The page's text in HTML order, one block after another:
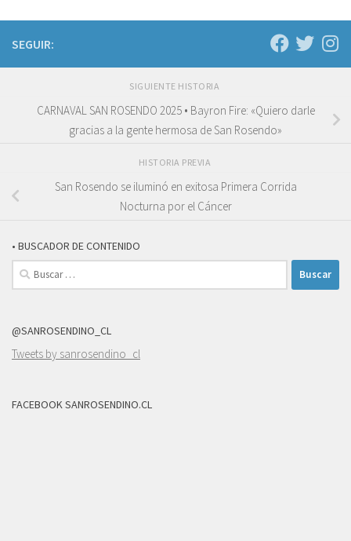
SEGUIR:
SIGUIENTE HISTORIA
CARNAVAL SAN ROSENDO 2025 • Bayron Fire: «Quiero darle
gracias a la gente hermosa de San Rosendo»
HISTORIA PREVIA
San Rosendo se iluminó en exitosa Primera Corrida
Nocturna por el Cáncer
• BUSCADOR DE CONTENIDO
Buscar:
@SANROSENDINO_CL
Tweets by sanrosendino_cl
FACEBOOK SANROSENDINO.CL